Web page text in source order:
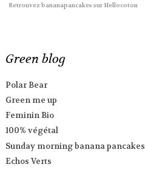
Retrouvez bananapancakes sur Hellocoton
Green blog
Polar Bear
Green me up
Feminin Bio
100% végétal
Sunday morning banana pancakes
Echos Verts